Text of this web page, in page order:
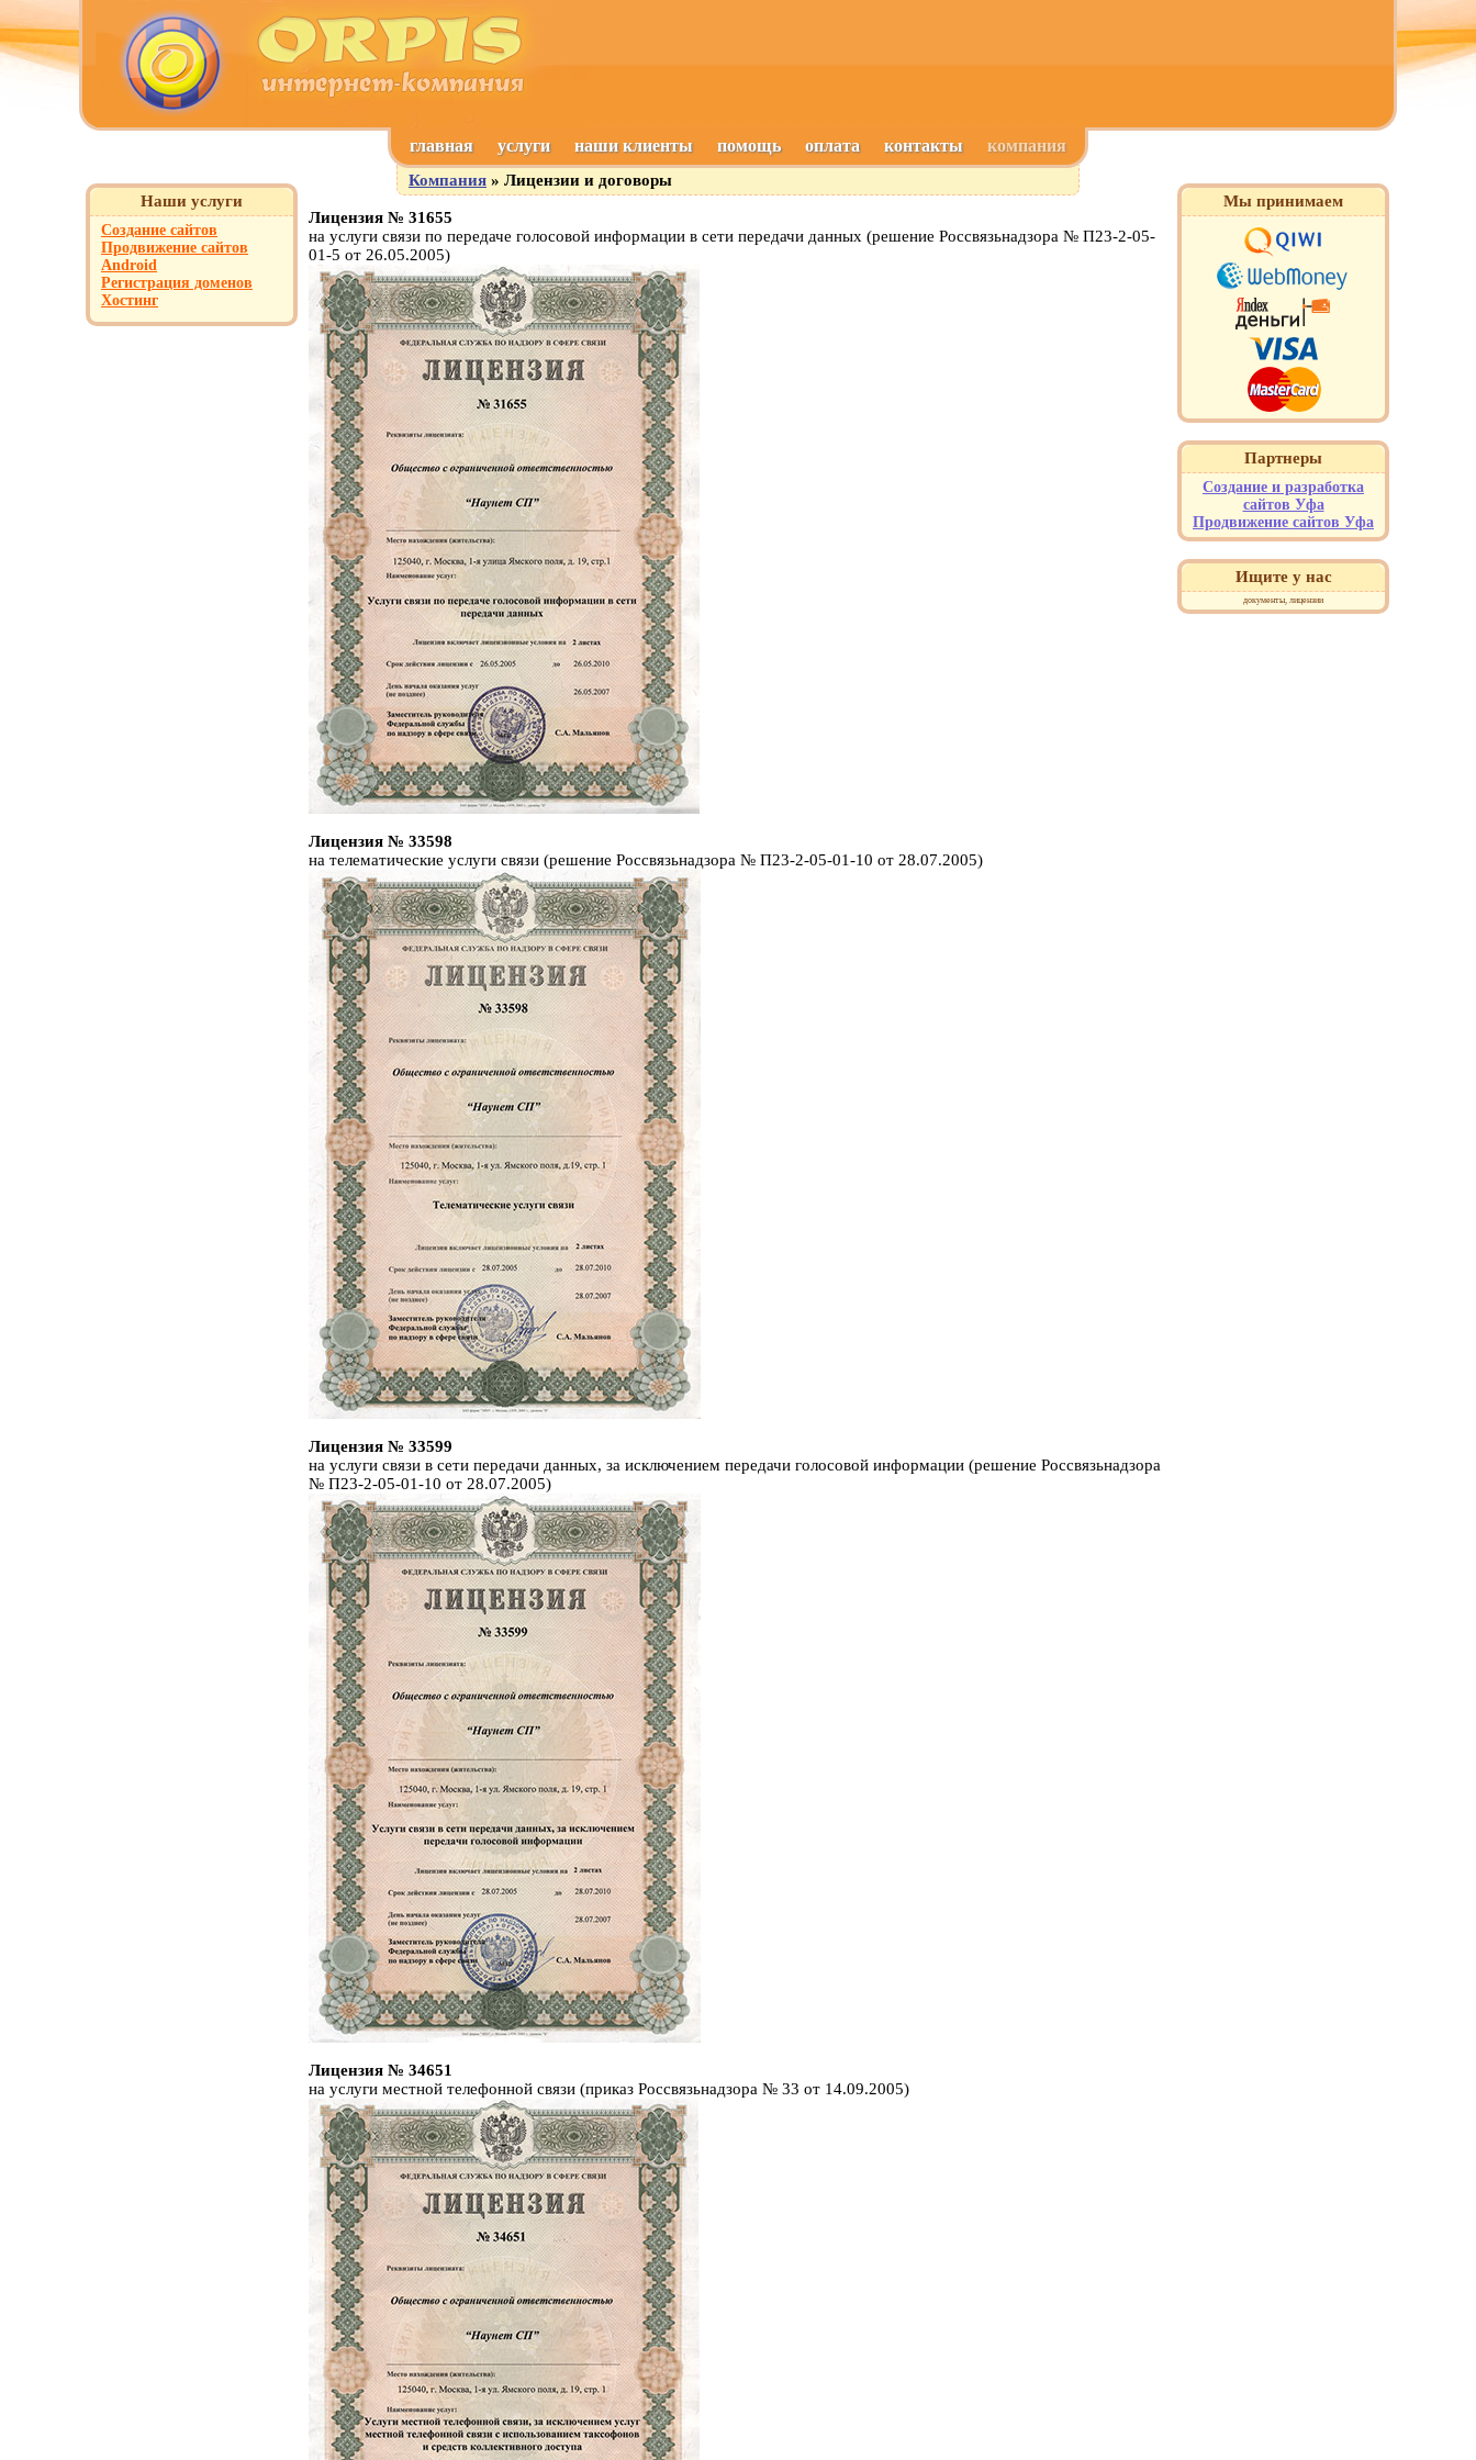
главная услуги наши клиенты помощь оплата контакты компания
Наши услуги
Создание сайтов
Продвижение сайтов
Android
Регистрация доменов
Хостинг
Мы принимаем
Партнеры
Создание и разработка
сайтов Уфа
Продвижение сайтов Уфа
Ищите у нас
документы, лицензии
Компания » Лицензии и договоры
Лицензия № 31655
на услуги связи по передаче голосовой информации в сети передачи данных (решение Россвязьнадзора № П23-2-05-
01-5 от 26.05.2005)
Лицензия № 33598
на телематические услуги связи (решение Россвязьнадзора № П23-2-05-01-10 от 28.07.2005)
Лицензия № 33599
на услуги связи в сети передачи данных, за исключением передачи голосовой информации (решение Россвязьнадзора
№ П23-2-05-01-10 от 28.07.2005)
Лицензия № 34651
на услуги местной телефонной связи (приказ Россвязьнадзора № 33 от 14.09.2005)